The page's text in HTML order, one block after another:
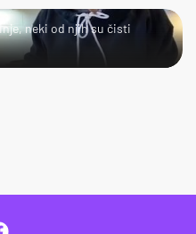
neki od njih su čisti